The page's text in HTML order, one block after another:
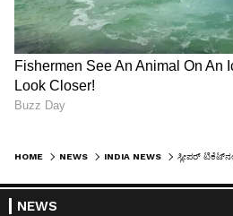
HOME NEWS INDIA NEWS
NEWS